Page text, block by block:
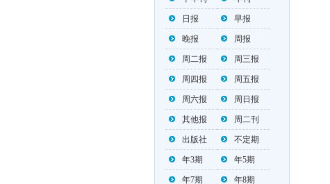
日报 早报
晚报 周报
周二报 周三报
周四报 周五报
周六报 周日报
其他报 周二刊
出版社 不定期
年3期 年5期
年7期 年8期